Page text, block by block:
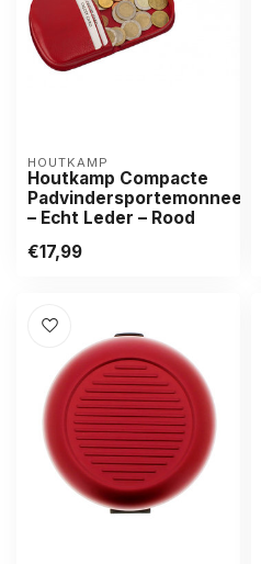
HOUTKAMP
Houtkamp Compacte
Padvindersportemonnee
– Echt Leder – Rood
€17,99